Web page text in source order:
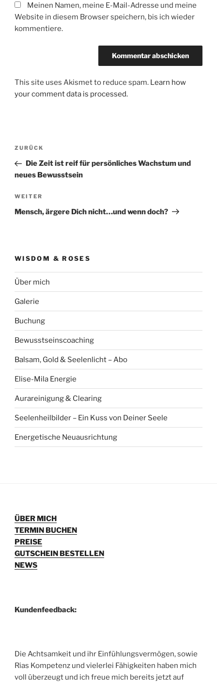
Meinen Namen, meine E-Mail-Adresse und meine
Website in diesem Browser speichern, bis ich wieder
kommentiere.
This site uses Akismet to reduce spam. Learn how
your comment data is processed.
Beitrags-
Vorheriger
Beitrag
ZURÜCK
Die Zeit ist reif für persönliches Wachstum und
neues Bewusstsein
Nächster
Beitrag
WEITER
Mensch, ärgere Dich nicht…und wenn doch?
WISDOM & ROSES
Über mich
Galerie
Buchung
Bewusstseinscoaching
Balsam, Gold & Seelenlicht – Abo
Elise-Mila Energie
Aurareinigung & Clearing
Seelenheilbilder – Ein Kuss von Deiner Seele
Energetische Neuausrichtung
ÜBER MICH
TERMIN BUCHEN
PREISE
GUTSCHEIN BESTELLEN
NEWS
Kundenfeedback:
Die Achtsamkeit und ihr Einfühlungsvermögen, sowie
Rias Kompetenz und vielerlei Fähigkeiten haben mich
voll überzeugt und ich freue mich bereits jetzt auf